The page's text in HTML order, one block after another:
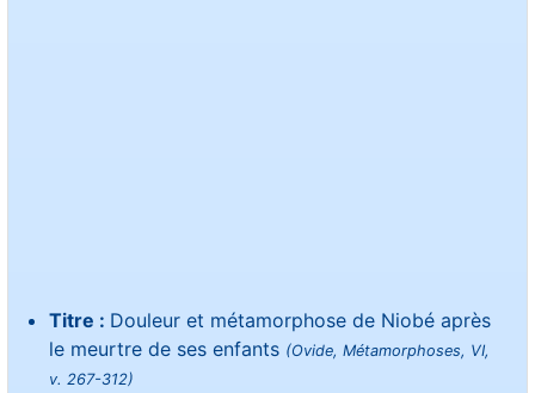
Titre : Douleur et métamorphose de Niobé après
le meurtre de ses enfants (Ovide, Métamorphoses, VI,
v. 267-312)